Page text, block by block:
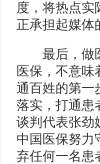
度，将热点实
正承担起媒体
最后，做医
医保，不意
通百姓的第一
落实，打通患
谈判代表张劲
中国医保努力
弃任何一名患